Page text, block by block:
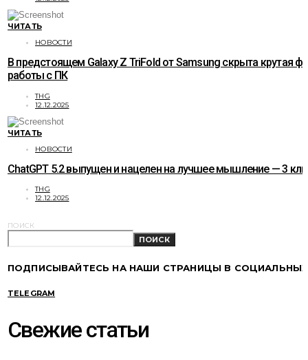
ЧИТАТЬ
НОВОСТИ
В предстоящем Galaxy Z TriFold от Samsung скрыта крутая
работы с ПК
THG
12.12.2025
ЧИТАТЬ
НОВОСТИ
ChatGPT 5.2 выпущен и нацелен на лучшее мышление — 3
THG
12.12.2025
ПОИСК
ПОИСК
ПОДПИСЫВАЙТЕСЬ НА НАШИ СТРАНИЦЫ В СОЦИАЛЬНЫХ
TELEGRAM
Свежие статьи